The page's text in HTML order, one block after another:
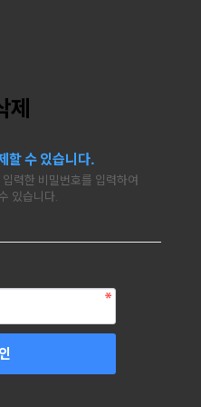
제
할 수 있습니다.
력한 비밀번호를 입력하여
있습니다.